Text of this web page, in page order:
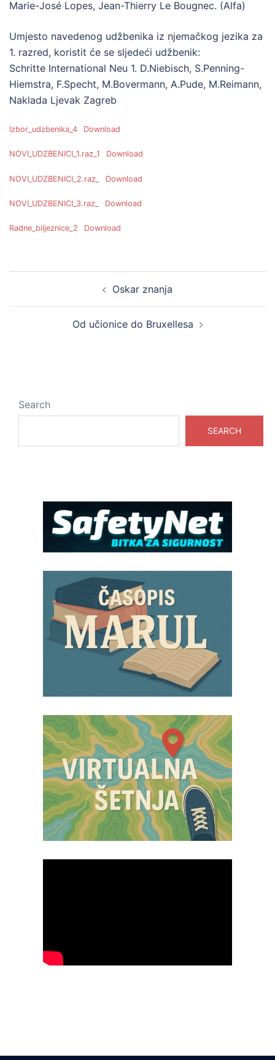
Marie-José Lopes, Jean-Thierry Le Bougnec. (Alfa)
Umjesto navedenog udžbenika iz njemačkog jezika za
1. razred, koristit će se sljedeći udžbenik:
Schritte International Neu 1. D.Niebisch, S.Penning-
Hiemstra, F.Specht, M.Bovermann, A.Pude, M.Reimann,
Naklada Ljevak Zagreb
Izbor_udzbenika_4 Download
NOVI_UDZBENICI_1.raz_1 Download
NOVI_UDZBENICI_2.raz_ Download
NOVI_UDZBENICI_3.raz_ Download
Radne_biljeznice_2 Download
Oskar znanja
Od učionice do Bruxellesa
Search
SEARCH